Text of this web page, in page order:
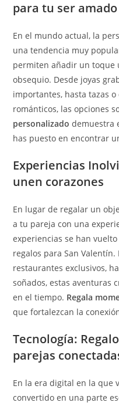
para tu ser amado
En el mundo actual, la
una tendencia muy
permiten añadir un toque
obsequio. Desde joyas
importantes, hasta tazas
románticos, las opciones
personalizado demuestra
has puesto en encontrar
Experiencias
unen corazones
En lugar de regalar un
a tu pareja con una
experiencias se han
regalos para San
restaurantes exclusivos,
soñados, estas aventuras
en el tiempo. Regala
que fortalezcan la
Tecnología:
parejas
En la era digital en la que
convertido en una parte